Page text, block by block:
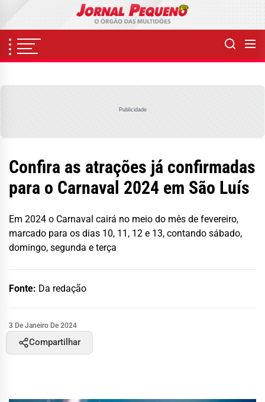
content
Publicidade
Confira as atrações já confirmadas
para o Carnaval 2024 em São Luís
Em 2024 o Carnaval cairá no meio do mês de fevereiro,
marcado para os dias 10, 11, 12 e 13, contando sábado,
domingo, segunda e terça
Fonte: Da redação
3 De Janeiro De 2024
Compartilhar